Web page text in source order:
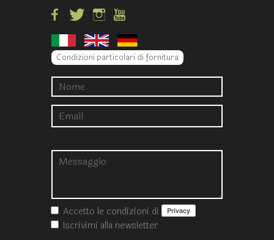
Condizioni particolari di fornitura
Accetto le condizioni di
Iscrivimi alla newsletter